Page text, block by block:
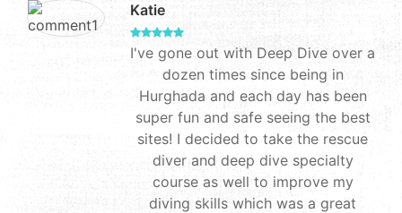
Katie
I've gone out with Deep Dive over a
dozen times since being in
Hurghada and each day has been
super fun and safe seeing the best
sites! I decided to take the rescue
diver and deep dive specialty
course as well to improve my
diving skills which was a great